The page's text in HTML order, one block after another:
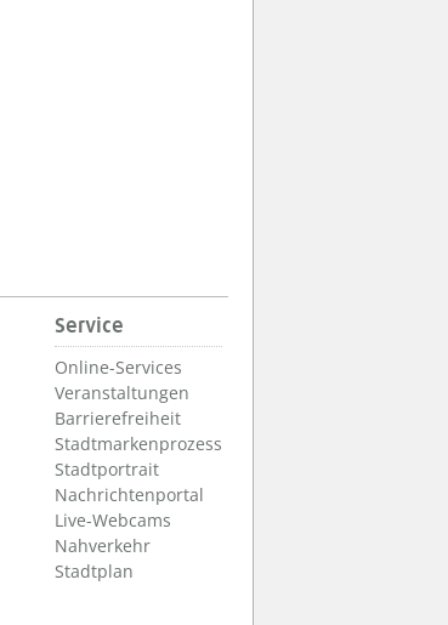
Service
Online-Services
Veranstaltungen
Barrierefreiheit
Stadtmarkenprozess
Stadtportrait
Nachrichtenportal
Live-Webcams
Nahverkehr
Stadtplan